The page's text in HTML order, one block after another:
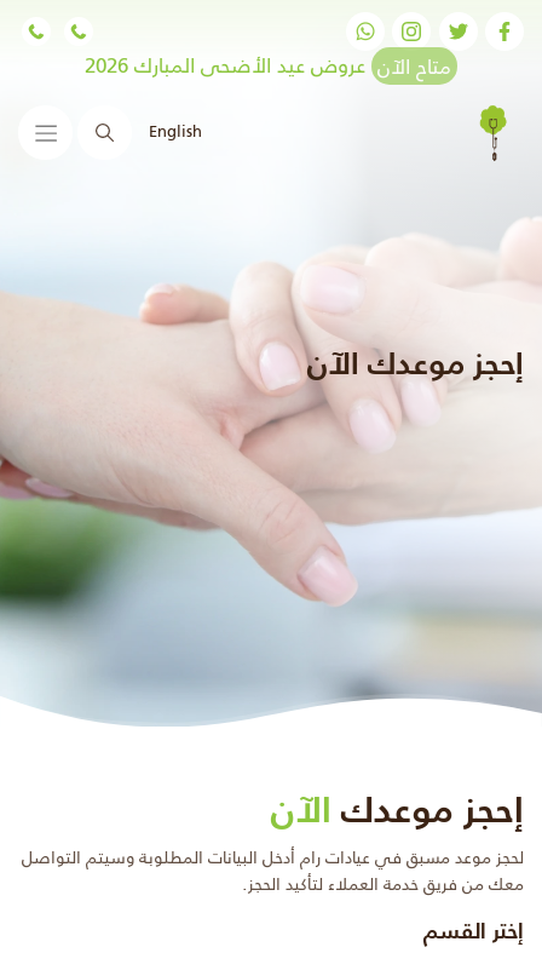
متاح الآن عروض عيد الأضحى المبارك 2026
English البحث
إحجز موعدك الآن
إحجز موعدكالآن
لحجز موعد مسبق في عيادات رام أدخل البيانات المطلوبة وسيتم التواصل
معك من فريق خدمة العملاء لتأكيد الحجز.
إختر القسم